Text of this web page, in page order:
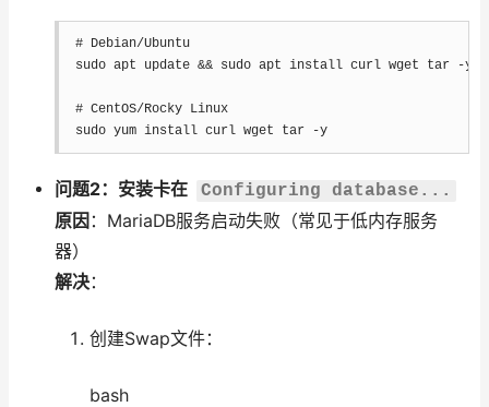
# Debian/Ubuntu
sudo apt update && sudo apt install curl wget tar -y
# CentOS/Rocky Linux
sudo yum install curl wget tar -y
问题2：安装卡在 Configuring database...
原因 ：MariaDB服务启动失败（常见于低内存服务
器）
解决：
创建Swap文件：
bash